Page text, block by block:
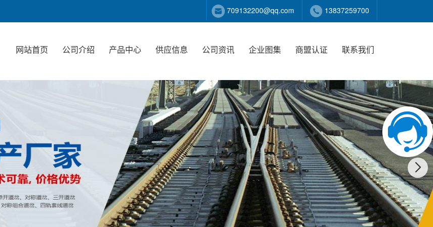
709132200@qq.com 13837259700
网站首页 公司介绍 产品中心 供应信息 公司资讯 企业图集 商盟认证 联系我们